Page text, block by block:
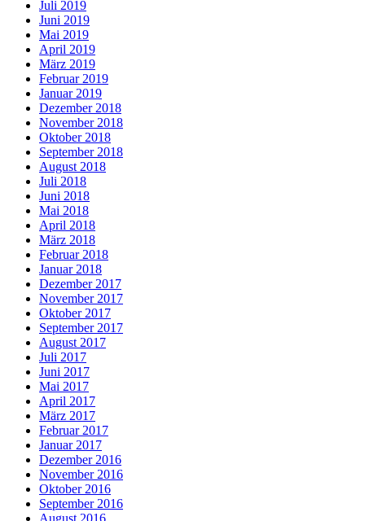
Juli 2019
Juni 2019
Mai 2019
April 2019
März 2019
Februar 2019
Januar 2019
Dezember 2018
November 2018
Oktober 2018
September 2018
August 2018
Juli 2018
Juni 2018
Mai 2018
April 2018
März 2018
Februar 2018
Januar 2018
Dezember 2017
November 2017
Oktober 2017
September 2017
August 2017
Juli 2017
Juni 2017
Mai 2017
April 2017
März 2017
Februar 2017
Januar 2017
Dezember 2016
November 2016
Oktober 2016
September 2016
August 2016